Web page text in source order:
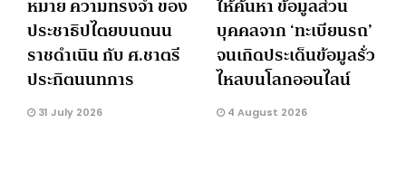
ประชาธิปไตยบนถนน
ราชดำเนิน กับ ศ.ชาตรี
ประกิตนนทการ
31 July 2026
บุคคลจาก ‘ทะเบียนรถ’
จนเกิดประเด็นข้อมูลรั่ว
ไหลบนโลกออนไลน์
4 August 2026